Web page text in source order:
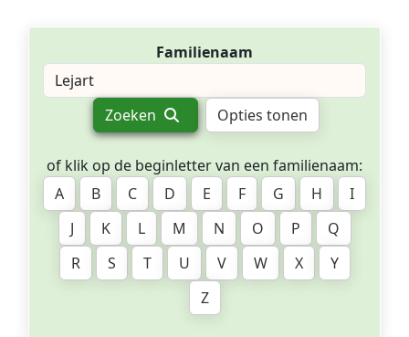
Familienaam
Zoeken Opties tonen
of klik op de beginletter van een familienaam:
A
B C D E F G H
I
J
K L M N O P
Q
R
S T U V W X
Y
Z